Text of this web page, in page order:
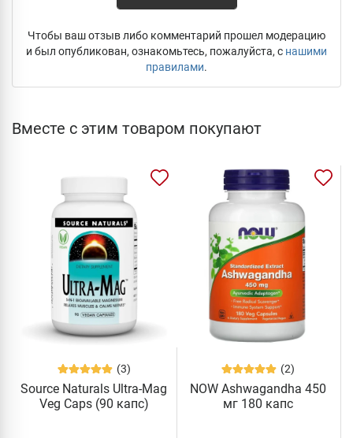
Чтобы ваш отзыв либо комментарий прошел модерацию
и был опубликован, ознакомьтесь, пожалуйста, с нашими
правилами.
Вместе с этим товаром покупают
(3)
Source Naturals Ultra-Mag
Veg Caps (90 капс)
(2)
NOW Ashwagandha 450
мг 180 капс